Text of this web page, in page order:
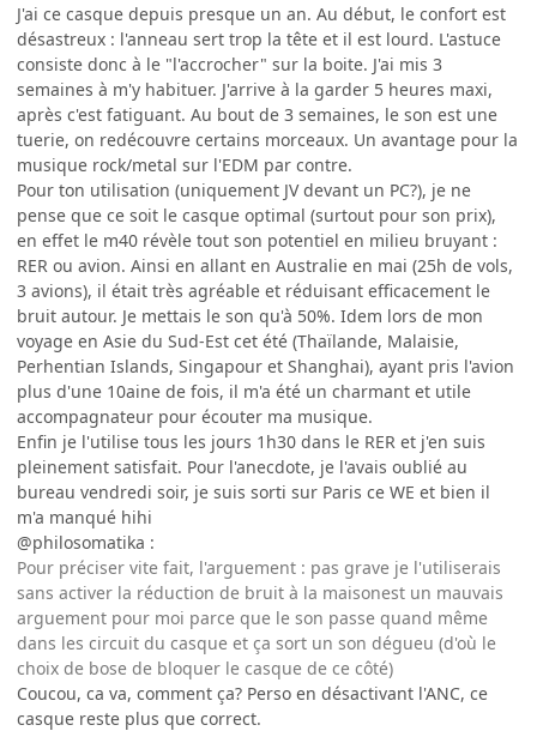
J'ai ce casque depuis presque un an. Au début, le confort est
désastreux : l'anneau sert trop la tête et il est lourd. L'astuce
consiste donc à le "l'accrocher" sur la boite. J'ai mis 3
semaines à m'y habituer. J'arrive à la garder 5 heures maxi,
après c'est fatiguant. Au bout de 3 semaines, le son est une
tuerie, on redécouvre certains morceaux. Un avantage pour la
musique rock/metal sur l'EDM par contre.
Pour ton utilisation (uniquement JV devant un PC?), je ne
pense que ce soit le casque optimal (surtout pour son prix),
en effet le m40 révèle tout son potentiel en milieu bruyant :
RER ou avion. Ainsi en allant en Australie en mai (25h de vols,
3 avions), il était très agréable et réduisant efficacement le
bruit autour. Je mettais le son qu'à 50%. Idem lors de mon
voyage en Asie du Sud-Est cet été (Thaïlande, Malaisie,
Perhentian Islands, Singapour et Shanghai), ayant pris l'avion
plus d'une 10aine de fois, il m'a été un charmant et utile
accompagnateur pour écouter ma musique.
Enfin je l'utilise tous les jours 1h30 dans le RER et j'en suis
pleinement satisfait. Pour l'anecdote, je l'avais oublié au
bureau vendredi soir, je suis sorti sur Paris ce WE et bien il
m'a manqué hihi
@philosomatika :
Pour préciser vite fait, l'arguement : pas grave je l'utiliserais
sans activer la réduction de bruit à la maisonest un mauvais
arguement pour moi parce que le son passe quand même
dans les circuit du casque et ça sort un son dégueu (d'où le
choix de bose de bloquer le casque de ce côté)
Coucou, ca va, comment ça? Perso en désactivant l'ANC, ce
casque reste plus que correct.